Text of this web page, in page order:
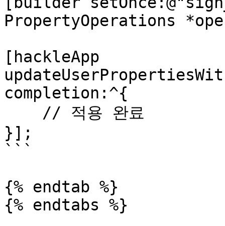
PropertyOperations
[hackleApp
completion:^{
}];
```
{% endtab %}
{% endtabs %}